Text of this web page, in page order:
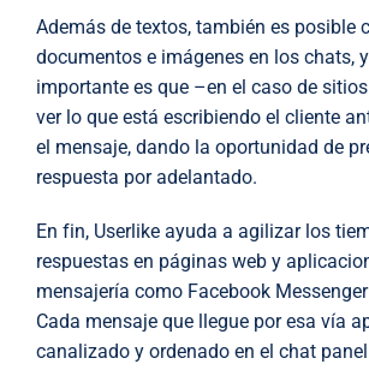
Además de textos, también es posible
documentos e imágenes en los chats,
importante es que –en el caso de
ver lo que está escribiendo el cliente
el mensaje, dando la oportunidad de
respuesta por adelantado.
En fin, Userlike ayuda a agilizar los
respuestas en páginas web y
mensajería como Facebook
Cada mensaje que llegue por esa vía
canalizado y ordenado en el chat panel